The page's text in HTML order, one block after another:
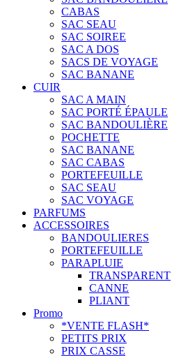
CABAS
SAC SEAU
SAC SOIREE
SAC A DOS
SACS DE VOYAGE
SAC BANANE
CUIR
SAC A MAIN
SAC PORTÉ ÉPAULE
SAC BANDOULIÈRE
POCHETTE
SAC BANANE
SAC CABAS
PORTEFEUILLE
SAC SEAU
SAC VOYAGE
PARFUMS
ACCESSOIRES
BANDOULIERES
PORTEFEUILLE
PARAPLUIE
TRANSPARENT
CANNE
PLIANT
Promo
*VENTE FLASH*
PETITS PRIX
PRIX CASSE